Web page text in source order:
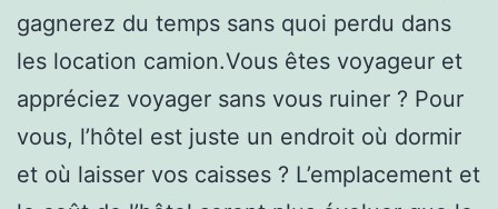
gagnerez du temps sans quoi perdu dans
les location camion.Vous êtes voyageur et
appréciez voyager sans vous ruiner ? Pour
vous, l’hôtel est juste un endroit où dormir
et où laisser vos caisses ? L’emplacement et